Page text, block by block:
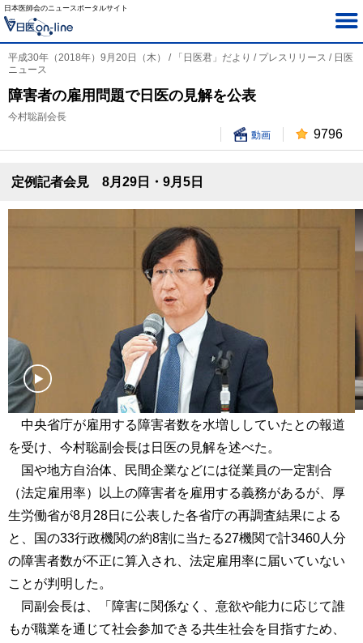
日本医師会のニュースポータルサイト
平成30年（2018年）9月20日（木） / 「日医君」だより / プレスリリース / 日医
ニュース
障害者の雇用問題で日医の見解を公表
今村聡副会長
動画
9796
定例記者会見 8月29日・9月5日
中央省庁が雇用する障害者数を水増ししていたとの報道
を受け、今村聡副会長は日医の見解を述べた。
国や地方自治体、民間企業などには従業員の一定割合
（法定雇用率）以上の障害者を雇用する義務があるが、厚
生労働省が8月28日に公表した各省庁の再調査結果による
と、国の33行政機関の約8割に当たる27機関で計3460人分
の障害者数が不正に算入され、法定雇用率に届いていない
ことが判明した。
同副会長は、「障害に関係なく、意欲や能力に応じて誰
もが職業を通じて社会参加できる共生社会を目指すため、